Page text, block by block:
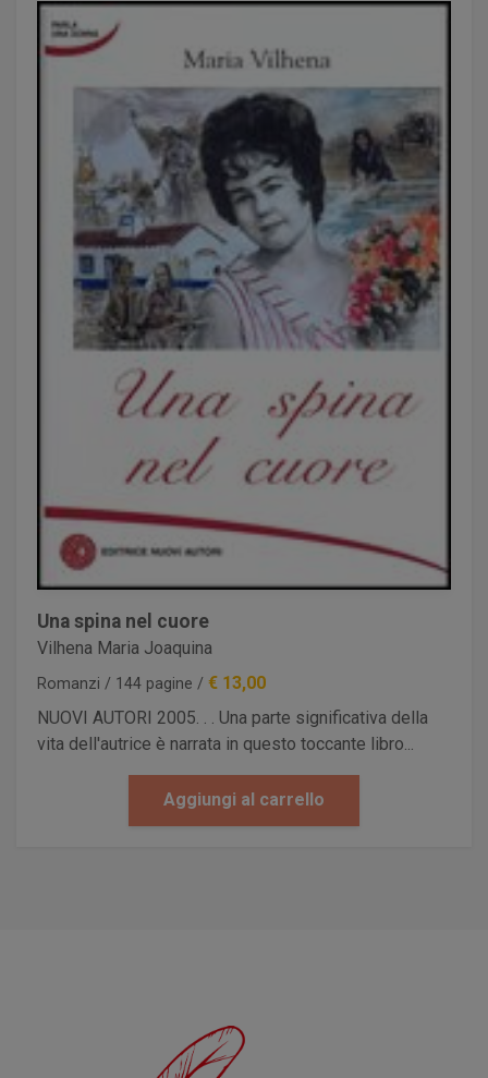
Una spina nel cuore
Vilhena Maria Joaquina
Romanzi / 144 pagine /€ 13,00
NUOVI AUTORI 2005. . . Una parte significativa della
vita dell'autrice è narrata in questo toccante libro...
Aggiungi al carrello